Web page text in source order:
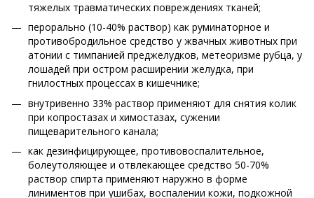
тяжелых травматических повреждениях тканей;
перорально (10-40% раствор) как руминаторное и
противобродильное средство у жвачных животных при
атонии с тимпанией преджелудков, метеоризме рубца, у
лошадей при остром расширении желудка, при
гнилостных процессах в кишечнике;
внутривенно 33% раствор применяют для снятия колик
при копростазах и химостазах, сужении
пищеварительного канала;
как дезинфицирующее, противовоспалительное,
болеутоляющее и отвлекающее средство 50-70%
раствор спирта применяют наружно в форме
линиментов при ушибах, воспалении кожи, подкожной